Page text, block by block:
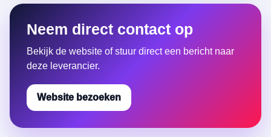
Neem direct contact op
Bekijk de website of stuur direct een bericht naar
deze leverancier.
Website bezoeken